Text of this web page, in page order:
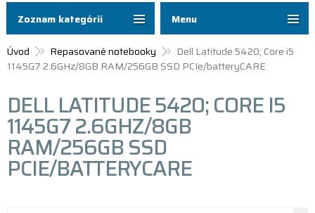
Menu
Úvod Repasované notebooky
Dell Latitude 5420; Core i5
1145G7 2.6GHz/8GB RAM/256GB SSD PCIe/batteryCARE
DELL LATITUDE 5420; CORE I5
1145G7 2.6GHZ/8GB
RAM/256GB SSD
PCIE/BATTERYCARE
Zoznam kategórií